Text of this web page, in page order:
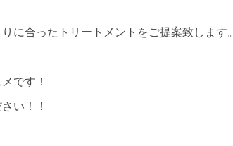
に合ったトリートメントをご提案致します。
です！
い！！